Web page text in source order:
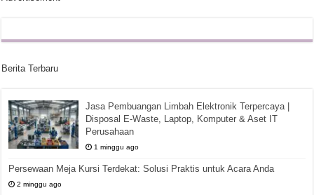
Berita Terbaru
Jasa Pembuangan Limbah Elektronik Terpercaya |
Disposal E-Waste, Laptop, Komputer & Aset IT
Perusahaan
1 minggu ago
Persewaan Meja Kursi Terdekat: Solusi Praktis untuk Acara Anda
2 minggu ago